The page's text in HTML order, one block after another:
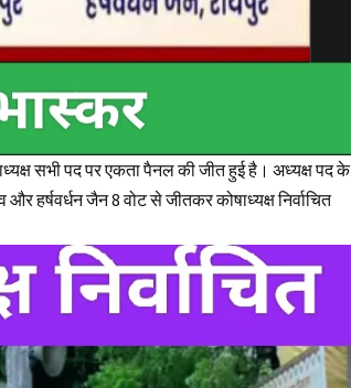
सभी पद पर एकता पैनल की जीत हुई है। अध्यक्ष पद के
हर्षवर्धन जैन 8 वोट से जीतकर कोषाध्यक्ष निर्वाचित